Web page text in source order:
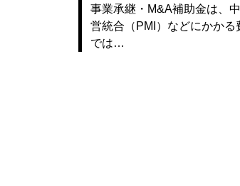
事業承継・M&A補助金は、
営統合（PMI）などにかか
では…